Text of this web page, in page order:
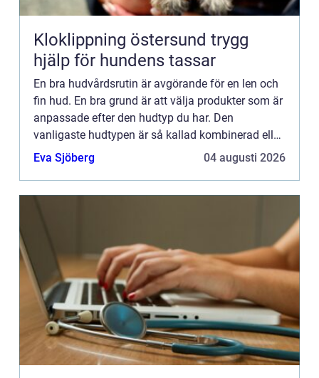
Kloklippning östersund trygg
hjälp för hundens tassar
En bra hudvårdsrutin är avgörande för en len och
fin hud. En bra grund är att välja produkter som är
anpassade efter den hudtyp du har. Den
vanligaste hudtypen är så kallad kombinerad eller
blandad hud, den kan även innebära lite av en
Eva Sjöberg 04 augusti 2026